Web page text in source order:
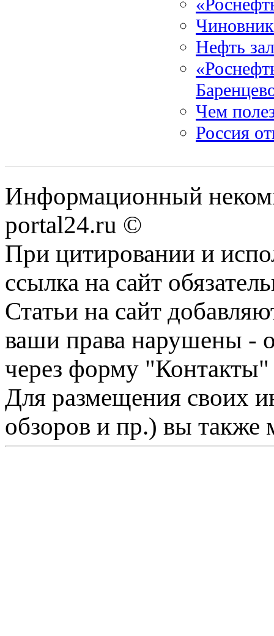
Нефть
Чем
Россия
Информационный
portal24.ru ©
При цитировании и
ссылка на сайт
Статьи на сайт
ваши права нарушены -
через форму "Контакты"
Для размещения своих
обзоров и пр.) вы также